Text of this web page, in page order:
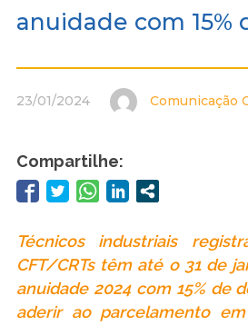
anuidade com 15%
23/01/2024 Comunicação
Compartilhe:
Técnicos industriais
CFT/CRTs têm até o 31 de
anuidade 2024 com 15% de
aderir ao parcelamento